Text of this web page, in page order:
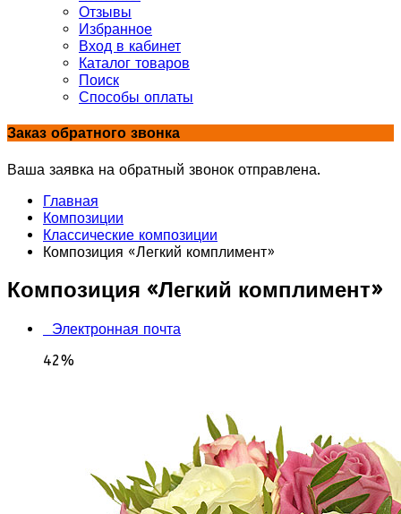
Отзывы
Избранное
Вход в кабинет
Каталог товаров
Поиск
Способы оплаты
Заказ обратного звонка
Ваша заявка на обратный звонок отправлена.
Главная
Композиции
Классические композиции
Композиция «Легкий комплимент»
Композиция «Легкий комплимент»
Электронная почта
42%